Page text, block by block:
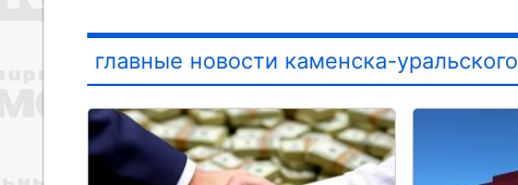
главные новости каменска-уральского